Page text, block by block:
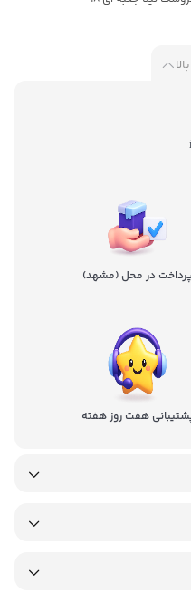
پرداخت در محل (مشهد)
هفت روز هفته